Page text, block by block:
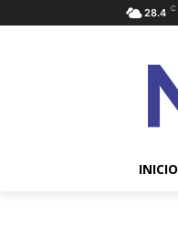
28.4 C
INICIO